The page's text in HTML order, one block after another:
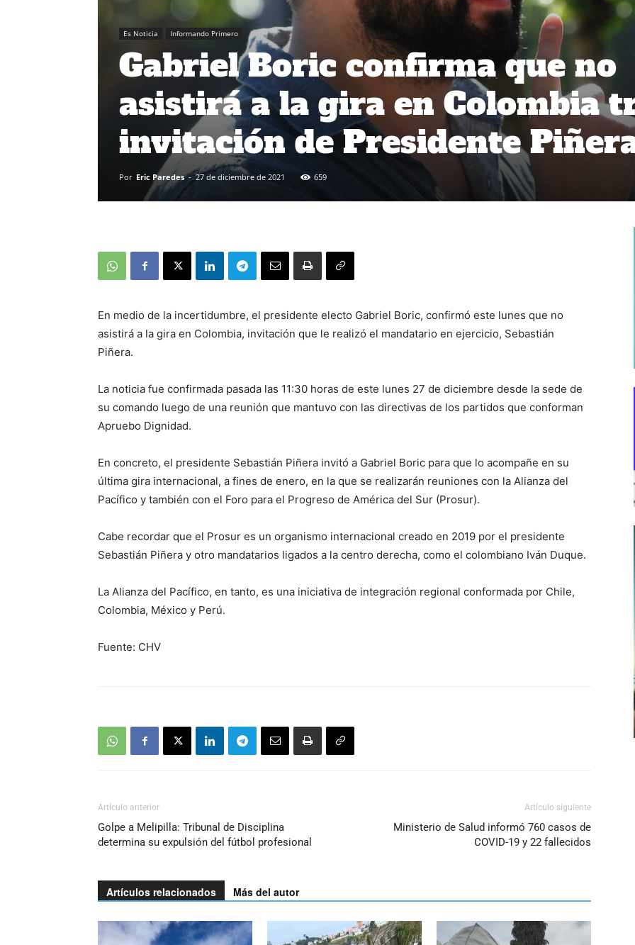
Es Noticia Informando Primero
Gabriel Boric confirma que no
asistirá a la gira en Colombia
invitación de Presidente
Por Eric Paredes - 27 de diciembre de 2021 659
En medio de la incertidumbre, el presidente electo Gabriel Boric, confirmó este lunes que no
asistirá a la gira en Colombia, invitación que le realizó el mandatario en ejercicio, Sebastián
Piñera.
La noticia fue confirmada pasada las 11:30 horas de este lunes 27 de diciembre desde la sede de
su comando luego de una reunión que mantuvo con las directivas de los partidos que conforman
Apruebo Dignidad.
En concreto, el presidente Sebastián Piñera invitó a Gabriel Boric para que lo acompañe en su
última gira internacional, a fines de enero, en la que se realizarán reuniones con la Alianza del
Pacífico y también con el Foro para el Progreso de América del Sur (Prosur).
Cabe recordar que el Prosur es un organismo internacional creado en 2019 por el presidente
Sebastián Piñera y otro mandatarios ligados a la centro derecha, como el colombiano Iván Duque.
La Alianza del Pacífico, en tanto, es una iniciativa de integración regional​ conformada por Chile,
Colombia, México y Perú.
Fuente: CHV
Artículo anterior
Golpe a Melipilla: Tribunal de Disciplina
determina su expulsión del fútbol profesional
Artículo siguiente
Ministerio de Salud informó 760 casos de
COVID-19 y 22 fallecidos
Artículos relacionados Más del autor